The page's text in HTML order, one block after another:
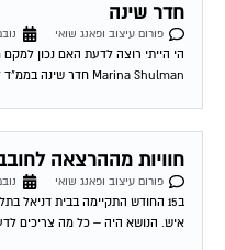
חדר שינה
פורום עיצוב ופאנג שואי
Marina Shulman חדר שינה בממ"ד לשרית שלום, ניתן למקם חדר שינה בממ"ד...
חוויות מההרצאה
פורום עיצוב ופאנג שואי
איש. הנושא היה – כל מה צריכים